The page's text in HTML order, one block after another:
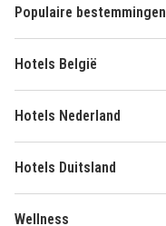
Populaire bestemmingen
Hotels België
Hotels Nederland
Hotels Duitsland
Wellness